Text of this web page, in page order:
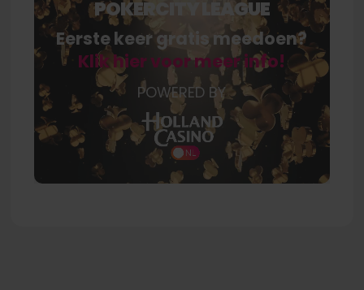
POKERCITY LEAGUE
Eerste keer gratis meedoen?
Klik hier voor meer info!
POWERED BY